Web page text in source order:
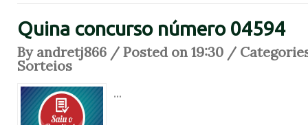
Quina concurso número 04594
By andretj866 / Posted on 19:30 /
Sorteios
...